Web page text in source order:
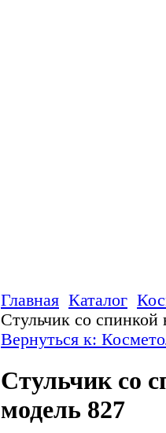
Главная Каталог
Стульчик со спинкой
Вернуться к:
Стульчик со
модель 827